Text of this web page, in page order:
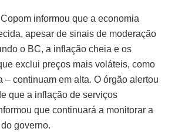
informou que a economia
apesar de sinais de moderação
o BC, a inflação cheia e os
exclui preços mais voláteis, como
– continuam em alta. O órgão alertou
que a inflação de serviços
que continuará a monitorar a
governo.